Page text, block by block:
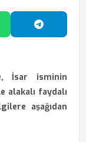
Paylaş
İsar isminin
alakalı faydalı
aşağıdan